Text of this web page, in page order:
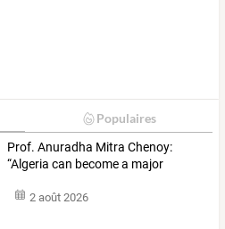
Populaires
Prof. Anuradha Mitra Chenoy:
“Algeria can becomea major
2 août 2026